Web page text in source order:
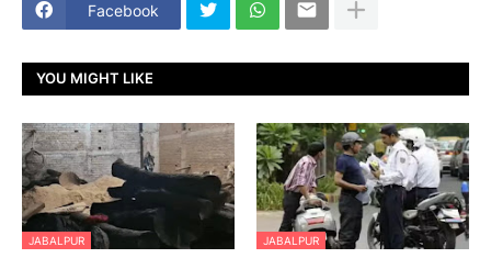
Facebook
YOU MIGHT LIKE
JABALPUR JABALPUR